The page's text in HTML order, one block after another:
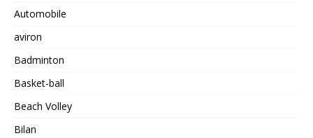
Automobile
aviron
Badminton
Basket-ball
Beach Volley
Bilan